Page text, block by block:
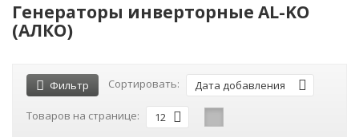
Генераторы инверторные AL-KO
(АЛКО)
Фильтр Сортировать: Дата добавления
Товаров на странице: 12